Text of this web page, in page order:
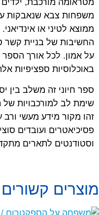
מטראומה מורכבת,
משפחות צבא שנאבקות
ממוצא לטיני או
החשיבות של בניית קשר
על אמון. לכל אורך הספר
באוכלוסיות ספציפיות
ספר חיוני זה משלב בין
שימת לב למורכבויות
זהו מקור מידע מעשי ורב
פסיכיאטרים ועובדים
וסטודנטים לתארים
מוצרים קשורים